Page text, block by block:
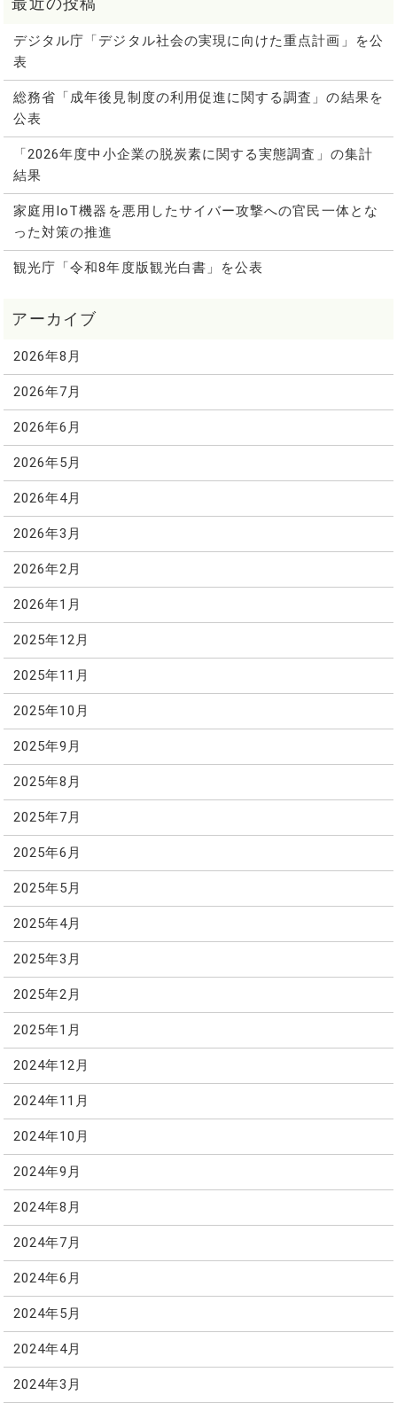
デジタル庁「デジタル社会の実現に向けた重点計画」を公
表
総務省「成年後見制度の利用促進に関する調査」の結果を
公表
「2026年度中小企業の脱炭素に関する実態調査」の集計
結果
家庭用IoT機器を悪用したサイバー攻撃への官民一体とな
った対策の推進
観光庁「令和8年度版観光白書」を公表
2026年8月
2026年7月
2026年6月
2026年5月
2026年4月
2026年3月
2026年2月
2026年1月
2025年12月
2025年11月
2025年10月
2025年9月
2025年8月
2025年7月
2025年6月
2025年5月
2025年4月
2025年3月
2025年2月
2025年1月
2024年12月
2024年11月
2024年10月
2024年9月
2024年8月
2024年7月
2024年6月
2024年5月
2024年4月
2024年3月